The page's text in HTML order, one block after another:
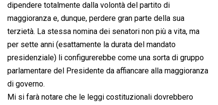
dipendere totalmente dalla volontà del partito di
maggioranza e, dunque, perdere gran parte della sua
terzietà. La stessa nomina dei senatori non più a vita, ma
per sette anni (esattamente la durata del mandato
presidenziale) li configurerebbe come una sorta di gruppo
parlamentare del Presidente da affiancare alla maggioranza
di governo.
Mi si farà notare che le leggi costituzionali dovrebbero